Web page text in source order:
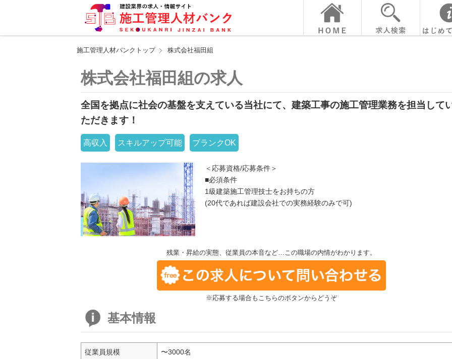
施工管理人材バンクトップ 株式会社福田組
株式会社福田組の求人
全国を拠点に社会の基盤を支えている当社にて、建築工事の施工管理業務を担当して
ただきます！
高収入 スキルアップ可能 ブランクOK
＜応募資格/応募条件＞
■必須条件
1級建築施工管理技士をお持ちの方
(20代であれば建設会社での実務経験のみで可)
残業・昇給の実態、従業員の本音など…この職場の内情がわかります。
※応募する場合もこちらのボタンからどうぞ
基本情報
従業員規模 〜3000名